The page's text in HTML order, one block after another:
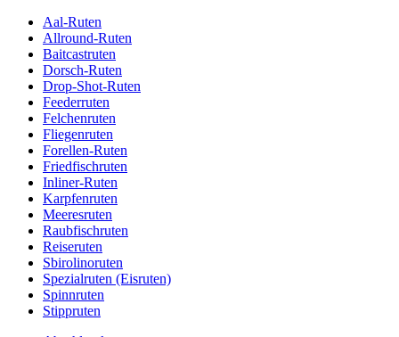
Aal-Ruten
Allround-Ruten
Baitcastruten
Dorsch-Ruten
Drop-Shot-Ruten
Feederruten
Felchenruten
Fliegenruten
Forellen-Ruten
Friedfischruten
Inliner-Ruten
Karpfenruten
Meeresruten
Raubfischruten
Reiseruten
Sbirolinoruten
Spezialruten (Eisruten)
Spinnruten
Stippruten